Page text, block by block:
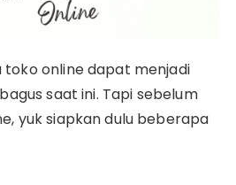
online dapat menjadi
saat ini. Tapi sebelum
yuk siapkan dulu beberapa